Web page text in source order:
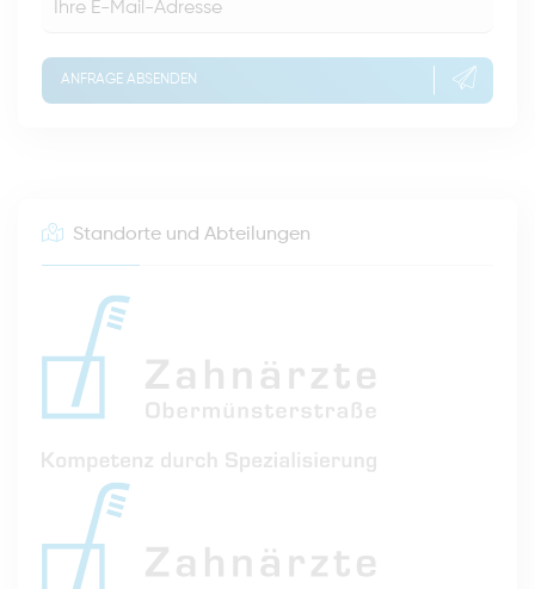
ANFRAGE ABSENDEN
Standorte und Abteilungen